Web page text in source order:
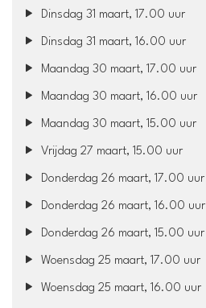
Dinsdag 31 maart, 17.00 uur
Dinsdag 31 maart, 16.00 uur
Maandag 30 maart, 17.00 uur
Maandag 30 maart, 16.00 uur
Maandag 30 maart, 15.00 uur
Vrijdag 27 maart, 15.00 uur
Donderdag 26 maart, 17.00 uur
Donderdag 26 maart, 16.00 uur
Donderdag 26 maart, 15.00 uur
Woensdag 25 maart, 17.00 uur
Woensdag 25 maart, 16.00 uur